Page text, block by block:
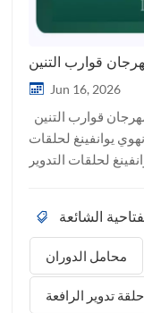
قوارب التنين
Jun 16, 2026
2026 | شركة آنهوي يوانفينغ لحلقات
لحلقات التدوير
بمهرجان قوارب
في الصين.حول
المعروف أيضاً باسم
مهرجان دوانوو (端午节)يُصادف هذا اليوم الخامس من الشهر
والذي يوافق
عادةً شهر يونيو في التقويم الميلادي. وفي عام 2026، تم
محامل الدوران
حلقة تدوير الرافعة